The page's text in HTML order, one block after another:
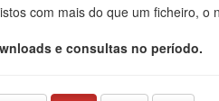
com mais do que um ficheiro,
e consultas no período.